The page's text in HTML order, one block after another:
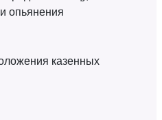
опьянения
казенных